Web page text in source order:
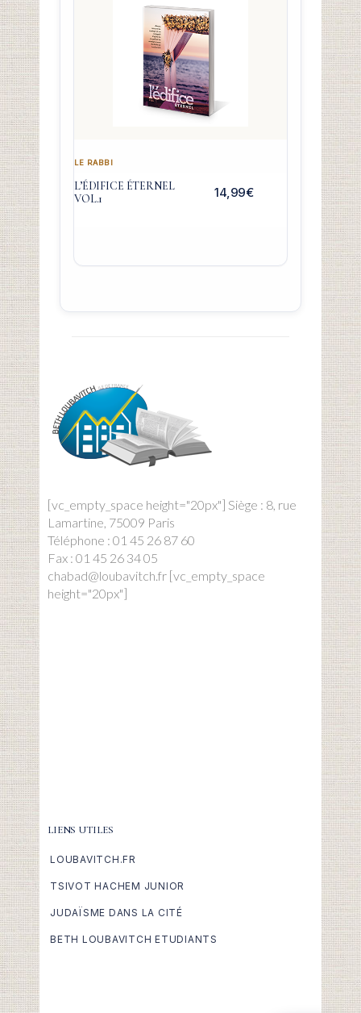
LE RABBI
L’ÉDIFICE ÉTERNEL
VOL.1
14,99€
[vc_empty_space height="20px"] Siège : 8, rue
Lamartine, 75009 Paris
Téléphone : 01 45 26 87 60
Fax : 01 45 26 34 05
chabad@loubavitch.fr [vc_empty_space
height="20px"]
LIENS UTILES
LOUBAVITCH.FR
TSIVOT HACHEM JUNIOR
JUDAÏSME DANS LA CITÉ
BETH LOUBAVITCH ETUDIANTS